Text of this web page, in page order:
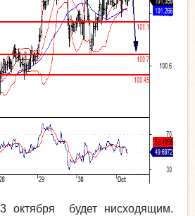
октября будет нисходящим.